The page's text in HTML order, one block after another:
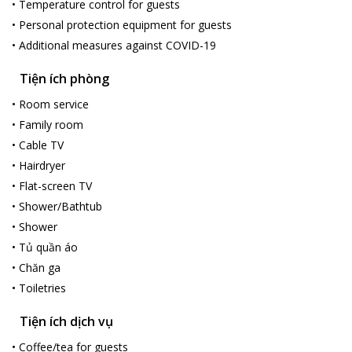
• Temperature control for guests
• Personal protection equipment for guests
• Additional measures against COVID-19
Tiện ích phòng
• Room service
• Family room
• Cable TV
• Hairdryer
• Flat-screen TV
• Shower/Bathtub
• Shower
• Tủ quần áo
• Chăn ga
• Toiletries
Tiện ích dịch vụ
• Coffee/tea for guests